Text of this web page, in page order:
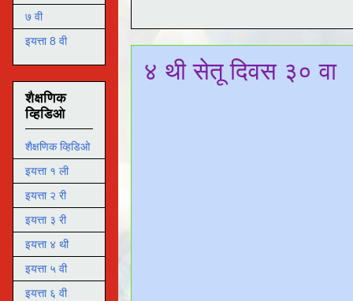
४ थी सेतू दिवस ३० वा
७ वी
इयत्ता 8 वी
शैक्षणिक
व्हिडिओ
शैक्षणिक व्हिडिओ
इयत्ता १ ली
इयत्ता २ री
इयत्ता ३ री
इयत्ता ४ थी
इयत्ता ५ वी
इयत्ता ६ वी